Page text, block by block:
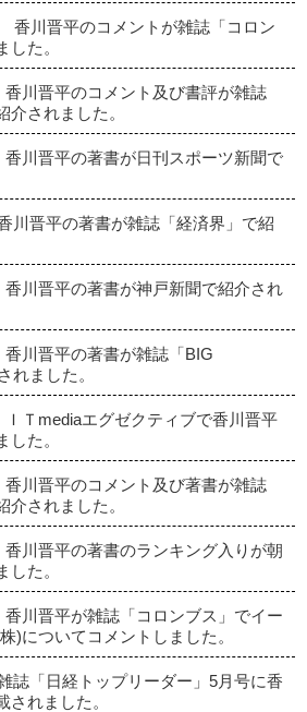
香川晋平のコメントが雑誌「コロン
した。
川晋平のコメント及び書評が雑誌
介されました。
川晋平の著書が日刊スポーツ新聞で
晋平の著書が雑誌「経済界」で紹
川晋平の著書が神戸新聞で紹介され
川晋平の著書が雑誌「BIG
れました。
Ｔmediaエグゼクティブで香川晋平
した。
川晋平のコメント及び著書が雑誌
介されました。
川晋平の著書のランキング入りが朝
した。
川晋平が雑誌「コロンブス」でイー
)についてコメントしました。
「日経トップリーダー」5月号に香
されました。